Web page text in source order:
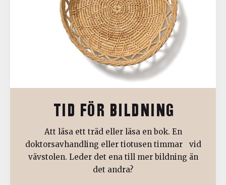
TID FÖR BILDNING
Att läsa ett träd eller läsa en bok. En
doktorsavhandling eller tiotusen timmar vid
vävstolen. Leder det ena till mer bildning än
det andra?